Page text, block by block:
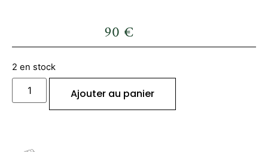
90 €
2 en stock
Ajouter au panier